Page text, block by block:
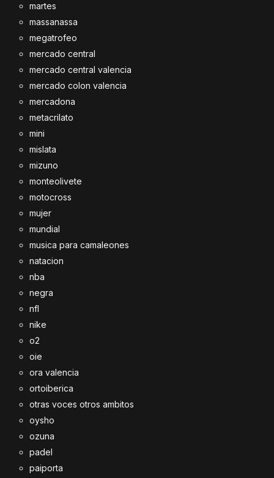
martes
massanassa
megatrofeo
mercado central
mercado central valencia
mercado colon valencia
mercadona
metacrilato
mini
mislata
mizuno
monteolivete
motocross
mujer
mundial
musica para camaleones
natacion
nba
negra
nfl
nike
o2
oie
ora valencia
ortoiberica
otras voces otros ambitos
oysho
ozuna
padel
paiporta